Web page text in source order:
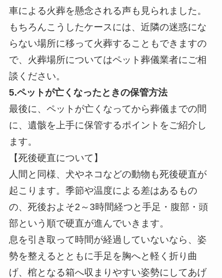
車による火葬を懸念される声も見られました。
もちろんこうしたケースには、近隣の迷惑にな
らない場所に移って火葬することもできますの
で、火葬場所についてはペット葬儀業者にご相
談ください。
5.ペットが亡くなったときの保管方法
最後に、ペットが亡くなってから葬儀までの間
に、遺骸を上手に保管するポイントをご紹介し
ます。
【死後硬直について】
人間と同様、犬やネコなどの動物も死後硬直が
起こります。季節や温度による差はあるもの
の、死後およそ2～3時間経つと手足・腹部・頭
部という順で硬直が進んでいきます。
息を引き取って時間が経過していないなら、姿
勢を整えるとともに手足を胸へと軽く折り曲
げ、棺となる箱へ収まりやすい姿勢にしてあげ